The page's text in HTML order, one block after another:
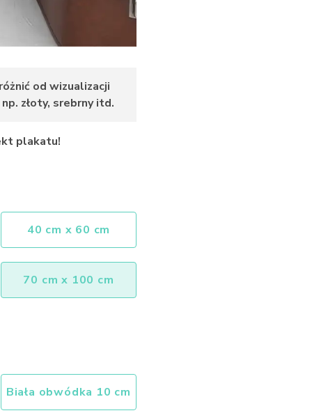
od wizualizacji
złoty, srebrny itd.
plakatu!
40 cm x 60 cm
70 cm x 100 cm
Biała obwódka 10 cm